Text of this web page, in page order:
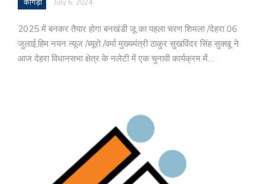
काँगड़ा July 6, 2024
2025 में बनकर तैयार होगा बनखंडी जू़ का पहला चरण शिमला /देहरा 06
जुलाई,हिम नयन न्यूज /ब्यूरो /वर्मा मुख्यमंत्री ठाकुर सुखविंदर सिंह सुक्खू ने
आज देहरा विधानसभा क्षेत्र के नलेटी में एक चुनावी कार्यक्रम में…